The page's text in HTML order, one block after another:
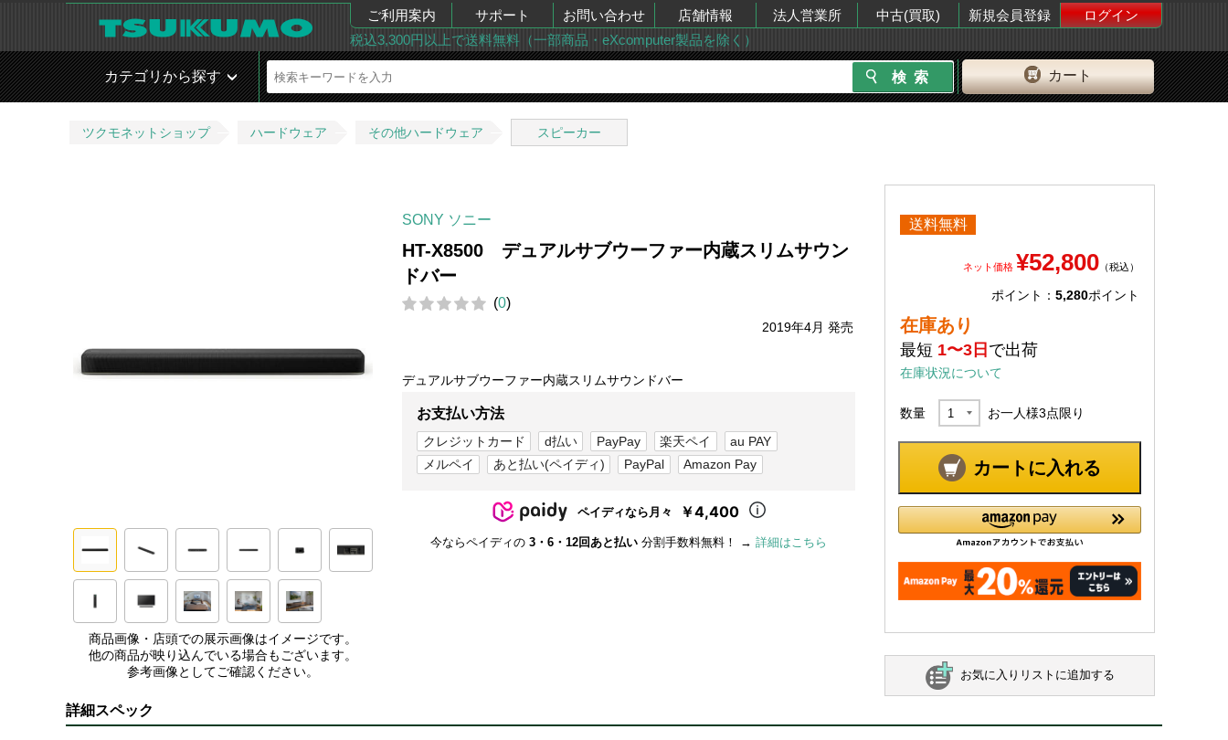
ご利用案内 サポート お問い合わせ 店舗情報 法人営業所 中古(買取) 新規会員登録
ログイン
税込3,300円以上で送料無料（一部商品・eXcomputer製品を除く）
カート
カテゴリから探す
ツクモネットショップ ハードウェア その他ハードウェア スピーカー
商品画像・店頭での展示画像はイメージです。
他の商品が映り込んでいる場合もございます。
参考画像としてご確認ください。
SONY ソニー
HT-X8500 デュアルサブウーファー内蔵スリムサウン
ドバー
(0)
2019年4月 発売
デュアルサブウーファー内蔵スリムサウンドバー
お支払い方法
クレジットカード d払い PayPay 楽天ペイ
au PAY
メルペイ
あと払い(ペイディ) PayPal Amazon Pay
ペイディなら月々 ￥4,400
今ならペイディの 3・6・12回あと払い 分割手数料無料！ → 詳細はこちら
送料無料
ネット価格 ¥52,800 （税込）
ポイント： 5,280ポイント
在庫あり
最短 1〜3日 で出荷
在庫状況について
数量 お一人様3点限り
カートに入れる
お気に入りリストに追加する
詳細スペック